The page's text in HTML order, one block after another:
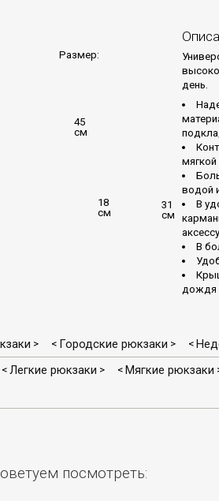
45
см
18
см
31
см
Размер:
день.
водой
В
В
дождя
> < Городские рюкзаки > <
< Легкие рюкзаки > < Мягкие рюкзаки
посмотреть: